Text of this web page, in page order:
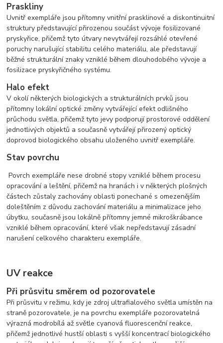
Praskliny
Uvnitř exempláře jsou přítomny vnitřní prasklinové a diskontinuitní
struktury představující přirozenou součást vývoje fosilizované
pryskyřice, přičemž tyto útvary nevytvářejí rozsáhlé otevřené
poruchy narušující stabilitu celého materiálu, ale představují
běžné strukturální znaky vzniklé během dlouhodobého vývoje a
fosilizace pryskyřičného systému.
Halo efekt
V okolí některých biologických a strukturálních prvků jsou
přítomny lokální optické změny vytvářející efekt odlišného
průchodu světla, přičemž tyto jevy podporují prostorové oddělení
jednotlivých objektů a současně vytvářejí přirozený optický
doprovod biologického obsahu uloženého uvnitř exempláře.
Stav povrchu
Povrch exempláře nese drobné stopy vzniklé během procesu
opracování a leštění, přičemž na hranách i v některých plošných
částech zůstaly zachovány oblasti ponechané s omezenějším
doleštěním z důvodu zachování materiálu a minimalizace jeho
úbytku, současně jsou lokálně přítomny jemné mikroškrábance
vzniklé během opracování, které však nepředstavují zásadní
narušení celkového charakteru exempláře.
UV reakce
Při průsvitu směrem od pozorovatele
Při průsvitu v režimu, kdy je zdroj ultrafialového světla umístěn na
straně pozorovatele, je na povrchu exempláře pozorovatelná
výrazná modrobílá až světle cyanová fluorescenční reakce,
přičemž jednotlivé hustší oblasti s vyšší koncentrací biologického